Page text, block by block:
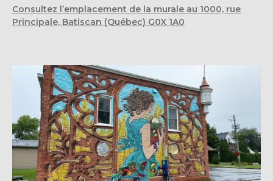
Consultez l’emplacement de la murale au 1000, rue
Principale, Batiscan (Québec) G0X 1A0